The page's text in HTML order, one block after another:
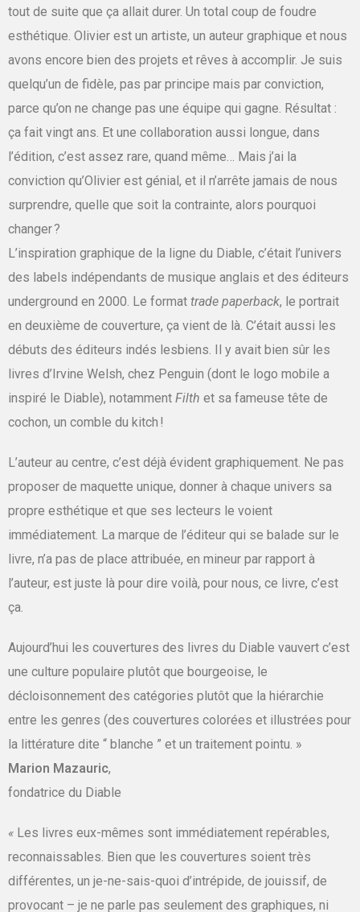
tout de suite que ça allait durer. Un total coup de foudre
esthétique. Olivier est un artiste, un auteur graphique et nous
avons encore bien des projets et rêves à accomplir. Je suis
quelqu’un de fidèle, pas par principe mais par conviction,
parce qu’on ne change pas une équipe qui gagne. Résultat :
ça fait vingt ans. Et une collaboration aussi longue, dans
l’édition, c’est assez rare, quand même… Mais j’ai la
conviction qu’Olivier est génial, et il n’arrête jamais de nous
surprendre, quelle que soit la contrainte, alors pourquoi
changer ?
L’inspiration graphique de la ligne du Diable, c’était l’univers
des labels indépendants de musique anglais et des éditeurs
underground en 2000. Le format trade paperback, le portrait
en deuxième de couverture, ça vient de là. C’était aussi les
débuts des éditeurs indés lesbiens. Il y avait bien sûr les
livres d’Irvine Welsh, chez Penguin (dont le logo mobile a
inspiré le Diable), notamment Filth et sa fameuse tête de
cochon, un comble du kitch !
L’auteur au centre, c’est déjà évident graphiquement. Ne pas
proposer de maquette unique, donner à chaque univers sa
propre esthétique et que ses lecteurs le voient
immédiatement. La marque de l’éditeur qui se balade sur le
livre, n’a pas de place attribuée, en mineur par rapport à
l’auteur, est juste là pour dire voilà, pour nous, ce livre, c’est
ça.
Aujourd’hui les couvertures des livres du Diable vauvert c’est
une culture populaire plutôt que bourgeoise, le
décloisonnement des catégories plutôt que la hiérarchie
entre les genres (des couvertures colorées et illustrées pour
la littérature dite “ blanche ” et un traitement pointu. »
Marion Mazauric,
fondatrice du Diable
« Les livres eux-mêmes sont immédiatement repérables,
reconnaissables. Bien que les couvertures soient très
différentes, un je-ne-sais-quoi d’intrépide, de jouissif, de
provocant – je ne parle pas seulement des graphiques, ni